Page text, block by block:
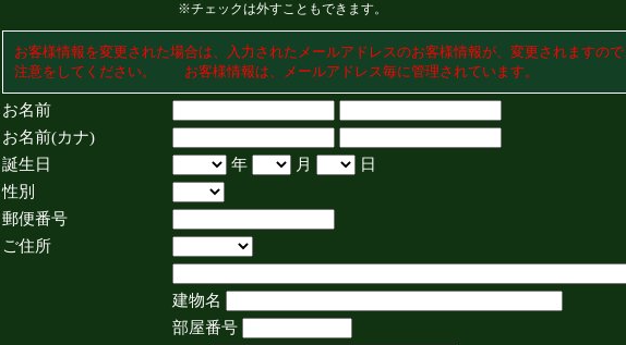
※チェックは外すこともできます。
お客様情報を変更された場合は、入力されたメールアドレスのお客様情報が、変更されますので
注意をしてください。 お客様情報は、メールアドレス毎に管理されています。
お名前
お名前(カナ)
誕生日
年 月
日
性別
郵便番号
ご住所
建物名
部屋番号